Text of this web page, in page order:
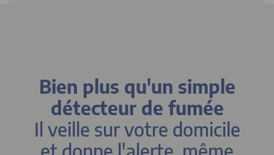
Bien plus qu'un simple
détecteur de fumée
Il veille sur votre domicile